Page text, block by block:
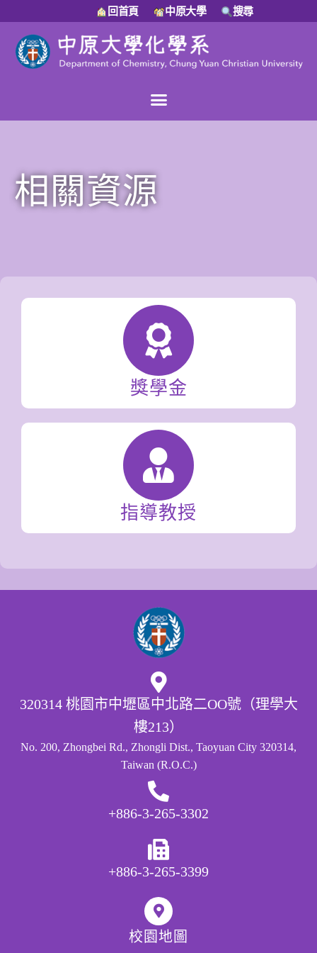
回首頁 中原大學 搜尋
相關資源
獎學金
指導教授
320314 桃園市中壢區中北路二OO號（理學大
樓213）
No. 200, Zhongbei Rd., Zhongli Dist., Taoyuan City 320314,
Taiwan (R.O.C.)
+886-3-265-3302
+886-3-265-3399
校園地圖